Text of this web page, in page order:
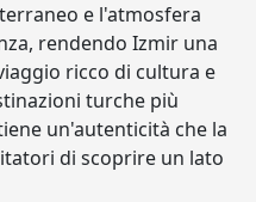
e l'atmosfera
rendendo Izmir una
ricco di cultura e
turche più
un'autenticità che la
di scoprire un lato